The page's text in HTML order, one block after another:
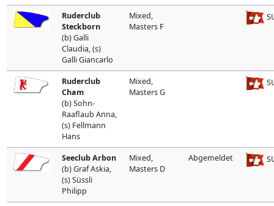
Ruderclub
Steckborn
(b) Galli
Claudia, (s)
Galli Giancarlo
Mixed,
Masters F
Ruderclub
Cham
(b) Sohn-
Raaflaub Anna,
(s) Fellmann
Hans
Mixed,
Masters G
Seeclub Arbon
(b) Graf Askia,
(s) Süssli
Philipp
Mixed,
Masters D
Abgemeldet